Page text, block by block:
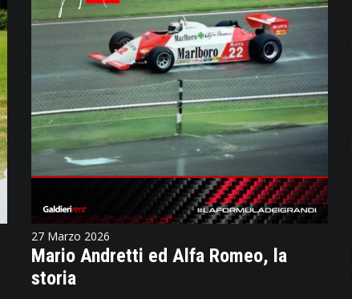
27 Marzo 2026
Mario Andretti ed Alfa Romeo, la
storia